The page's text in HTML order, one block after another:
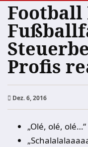
Football
Profis
Dez. 6, 2016
„Olé, olé, olé…“